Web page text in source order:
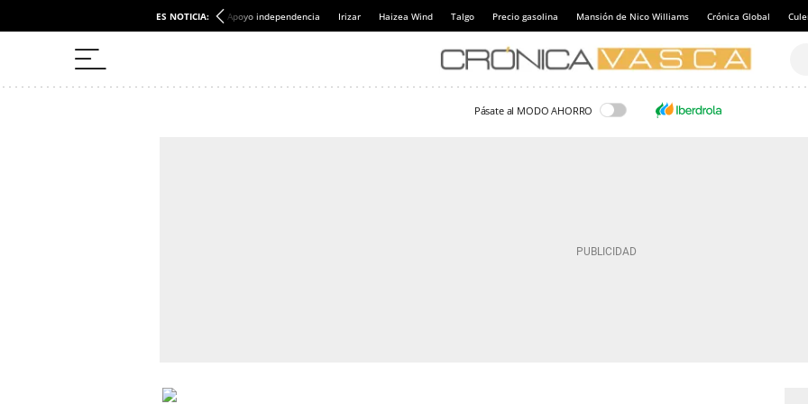
ES NOTICIA: Apoyo independencia Irizar Haizea Wind Talgo Precio gasolina Mansión de Nico Williams Crónica Global
Pásate al MODO AHORRO